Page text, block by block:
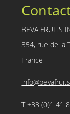
BEVA FRUITS
354, rue de la
France
T +33 (0)1 41